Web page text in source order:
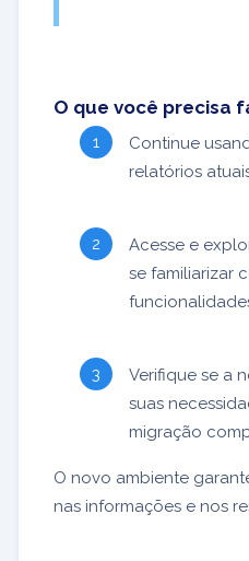
O que você precisa
Continue
relatórios
Acesse e
se familiarizar
Verifique se a
suas
migração
O novo ambiente
nas informações e nos